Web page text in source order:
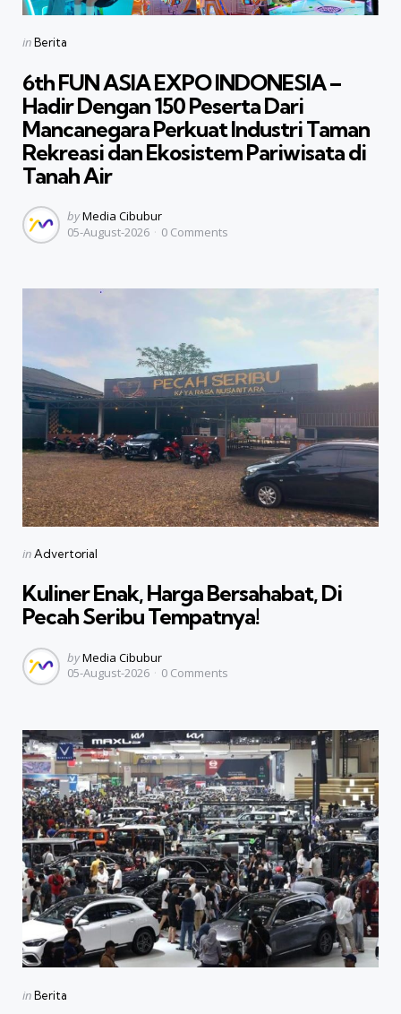
Categories
Posted
inBerita
6th FUN ASIA EXPO INDONESIA –
Hadir Dengan 150 Peserta Dari
Mancanegara Perkuat Industri Taman
Rekreasi dan Ekosistem Pariwisata di
Tanah Air
Posted
by
byMedia Cibubur
05-August-2026
0 Comments
Categories
Posted
inAdvertorial
Kuliner Enak, Harga Bersahabat, Di
Pecah Seribu Tempatnya!
Posted
by
byMedia Cibubur
05-August-2026
0 Comments
Categories
Posted
inBerita